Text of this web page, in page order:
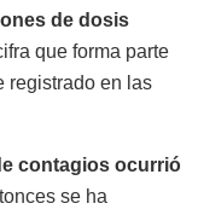
de dosis
que forma parte
registrado en las
contagios ocurrió
se ha